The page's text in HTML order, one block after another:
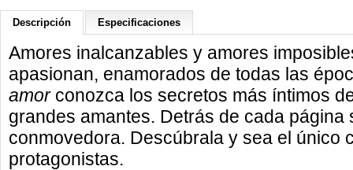
Descripción Especificaciones
Amores inalcanzables y amores
apasionan, enamorados de todas las
amorconozca los secretos más íntimos
grandes amantes. Detrás de cada
conmovedora. Descúbrala y sea el único
protagonistas.